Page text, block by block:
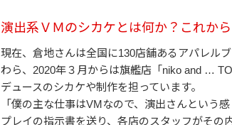
演出系ＶＭのシカケとは何か？これか
現在、倉地さんは全国に130店舗あるアパレル
わら、2020年３月からは旗艦店「niko and …
デュースのシカケや制作を担っています。
「僕の主な仕事はVMなので、演出さんという
プレイの指示書を送り、各店のスタッフがそ